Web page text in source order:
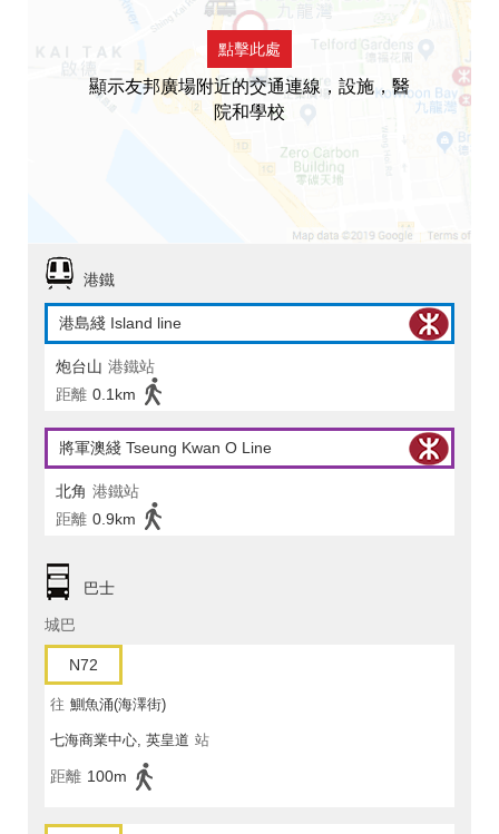
點擊此處
顯示友邦廣場附近的交通連線，設施，醫
院和學校
港鐵
港島綫 Island line
炮台山 港鐵站
距離 0.1km
將軍澳綫 Tseung Kwan O Line
北角 港鐵站
距離 0.9km
巴士
城巴
N72
往 鰂魚涌(海澤街)
七海商業中心, 英皇道 站
距離 100m